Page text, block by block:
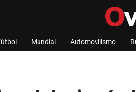
Mundial Automovilismo